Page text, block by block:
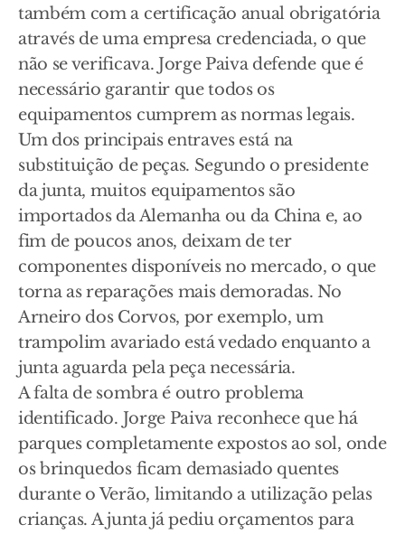
também com a certificação anual obrigatória
através de uma empresa credenciada, o que
não se verificava. Jorge Paiva defende que é
necessário garantir que todos os
equipamentos cumprem as normas legais.
Um dos principais entraves está na
substituição de peças. Segundo o presidente
da junta, muitos equipamentos são
importados da Alemanha ou da China e, ao
fim de poucos anos, deixam de ter
componentes disponíveis no mercado, o que
torna as reparações mais demoradas. No
Arneiro dos Corvos, por exemplo, um
trampolim avariado está vedado enquanto a
junta aguarda pela peça necessária.
A falta de sombra é outro problema
identificado. Jorge Paiva reconhece que há
parques completamente expostos ao sol, onde
os brinquedos ficam demasiado quentes
durante o Verão, limitando a utilização pelas
crianças. A junta já pediu orçamentos para